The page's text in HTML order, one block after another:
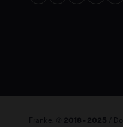
Franke. © 2018 - 2025 /